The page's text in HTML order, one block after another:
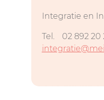
Integratie en
Tel.
02 892 20